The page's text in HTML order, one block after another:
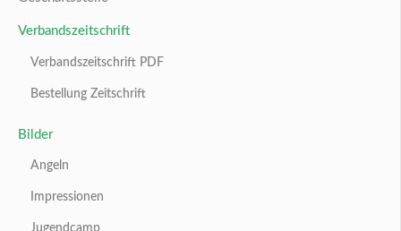
Verbandszeitschrift
Verbandszeitschrift PDF
Bestellung Zeitschrift
Bilder
Angeln
Impressionen
Jugendcamp